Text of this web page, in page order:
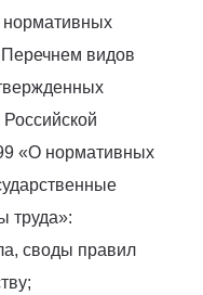
нормативных
видов
«О нормативных
труда»:
своды правил